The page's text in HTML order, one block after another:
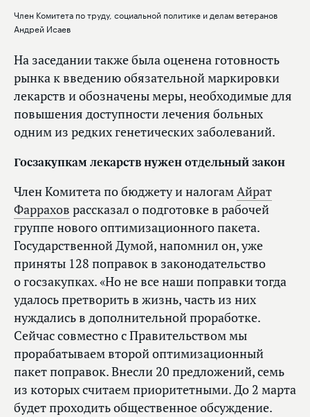
Член Комитета по труду, социальной политике и делам ветеранов
Андрей Исаев
На заседании также была оценена готовность
рынка к введению обязательной маркировки
лекарств и обозначены меры, необходимые для
повышения доступности лечения больных
одним из редких генетических заболеваний.
Госзакупкам лекарств нужен отдельный закон
Член Комитета по бюджету и налогамАйрат
Фаррахов рассказал о подготовке в рабочей
группе нового оптимизационного пакета.
Государственной Думой, напомнил он, уже
приняты 128 поправок в законодательство
о госзакупках. «Но не все наши поправки тогда
удалось претворить в жизнь, часть из них
нуждались в дополнительной проработке.
Сейчас совместно с Правительством мы
прорабатываем второй оптимизационный
пакет поправок. Внесли 20 предложений, семь
из которых считаем приоритетными. До 2 марта
будет проходить общественное обсуждение.